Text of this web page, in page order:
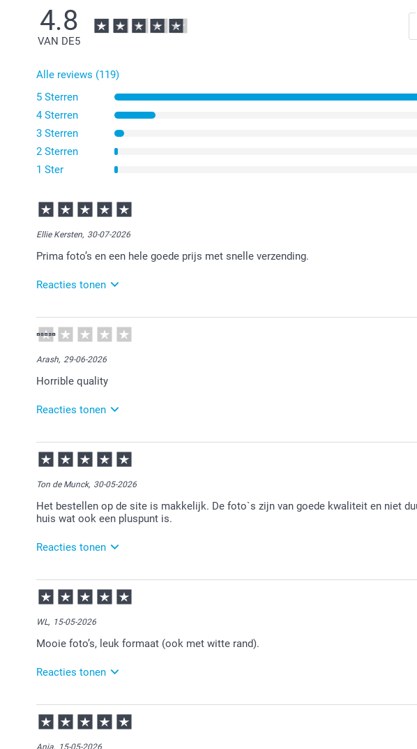
4.8
VAN DE5
Alle reviews (119)
5 Sterren
4 Sterren
3 Sterren
2 Sterren
1 Ster
Ellie Kersten, 30-07-2026
Prima foto’s en een hele goede prijs met snelle verzending.
Reacties tonen
03-08-2026
12:16
Bedankt voor je bericht.
Arash, 29-06-2026
Horrible quality
Reacties tonen
30-06-2026
12:15
Heel vervelend te lezen.
Wij lossen dit graag voor je op.
In afwachting van je mail.
Ton de Munck, 30-05-2026
Het bestellen op de site is makkelijk. De foto`s zijn van goede kwaliteit en niet
huis wat ook een pluspunt is.
Reacties tonen
01-06-2026
13:28
Bedankt voor je bericht.
WL, 15-05-2026
Mooie foto’s, leuk formaat (ook met witte rand).
Reacties tonen
18-05-2026
13:49
Leuk om te lezen.
Anja, 15-05-2026